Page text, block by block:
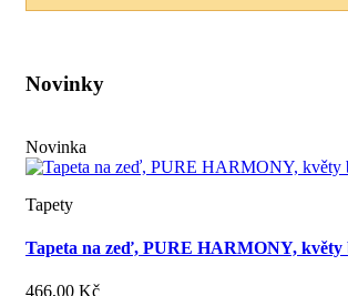
Novinky
Novinka
Tapety
Tapeta na zeď, PURE HARMONY, květy
466,00 Kč